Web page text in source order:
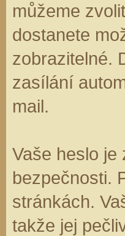
můžeme
dostanete
zobrazitelné.
zasílání
mail.
Vaše heslo je
bezpečnosti.
stránkách.
takže jej